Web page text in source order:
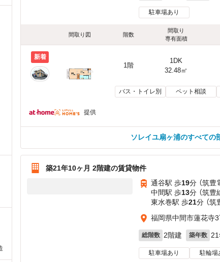
駐車場あり
間取り図 階数
間取り
専有面積
新着
1階
1DK
32.48㎡
バス・トイレ別 ペット相談
提供
ソレイユ扇ヶ浦のすべての
築21年10ヶ月 2階建の賃貸物件
通谷駅 歩19分 （筑豊
中間駅 歩13分 （筑豊
東水巻駅 歩21分 （筑
福岡県中間市蓮花寺3
総階数 2階建 築年数
駐車場あり 駐輪場